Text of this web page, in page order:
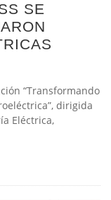
SE
“Transformando
dirigida
Eléctrica,